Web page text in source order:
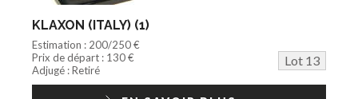
KLAXON (ITALY) (1)
Estimation : 200/250 €
Prix de départ : 130 €
Lot 13
Adjugé : Retiré